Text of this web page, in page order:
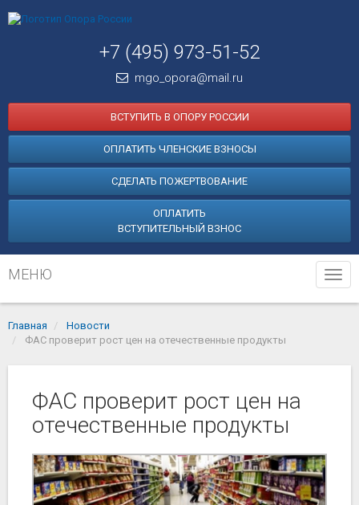
+7 (495) 973-51-52
mgo_opora@mail.ru
ВСТУПИТЬ В ОПОРУ РОССИИ
ОПЛАТИТЬ ЧЛЕНСКИЕ ВЗНОСЫ
СДЕЛАТЬ ПОЖЕРТВОВАНИЕ
ОПЛАТИТЬ
ВСТУПИТЕЛЬНЫЙ ВЗНОС
МЕНЮ
Главная
Новости
ФАС проверит рост цен на отечественные продукты
ФАС проверит рост цен на
отечественные продукты